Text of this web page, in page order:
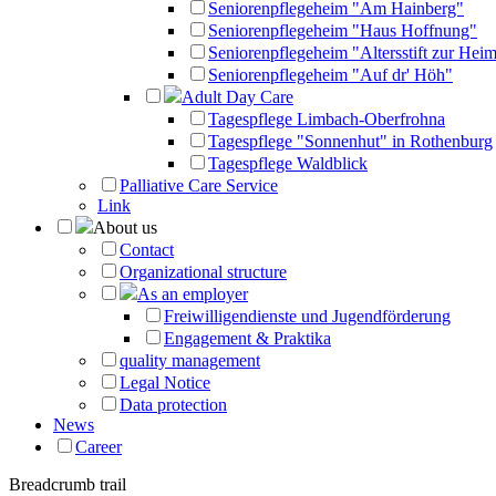
Seniorenpflegeheim "Am Hainberg"
Seniorenpflegeheim "Haus Hoffnung"
Seniorenpflegeheim "Altersstift zur
Seniorenpflegeheim "Auf dr' Höh"
Adult Day Care
Tagespflege Limbach-Oberfrohna
Tagespflege "Sonnenhut" in Rothenburg
Tagespflege Waldblick
Palliative Care Service
Link
About us
Contact
Organizational structure
As an employer
Freiwilligendienste und Jugendförderung
Engagement & Praktika
quality management
Legal Notice
Data protection
News
Career
Breadcrumb trail